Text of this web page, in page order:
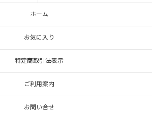
ホーム
お気に入り
特定商取引法表示
ご利用案内
お問い合せ